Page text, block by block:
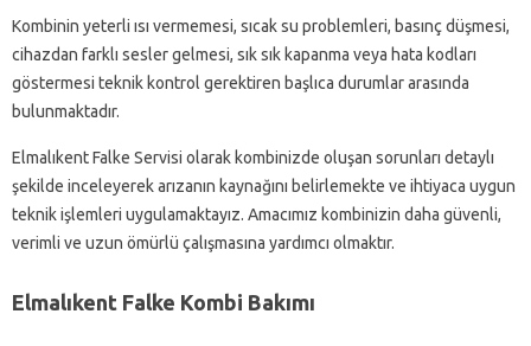
Kombinin yeterli ısı vermemesi, sıcak su problemleri, basınç düşmesi,
cihazdan farklı sesler gelmesi, sık sık kapanma veya hata kodları
göstermesi teknik kontrol gerektiren başlıca durumlar arasında
bulunmaktadır.
Elmalıkent Falke Servisi olarak kombinizde oluşan sorunları detaylı
şekilde inceleyerek arızanın kaynağını belirlemekte ve ihtiyaca uygun
teknik işlemleri uygulamaktayız. Amacımız kombinizin daha güvenli,
verimli ve uzun ömürlü çalışmasına yardımcı olmaktır.
Elmalıkent Falke Kombi Bakımı